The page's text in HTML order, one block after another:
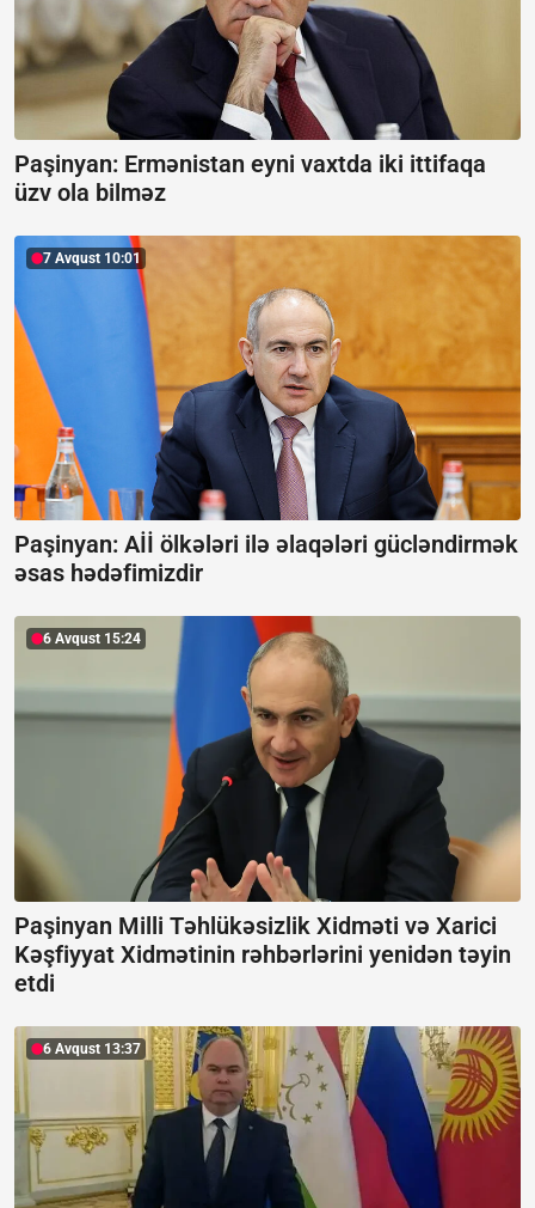
Paşinyan: Ermənistan eyni vaxtda iki ittifaqa
üzv ola bilməz
7 Avqust 10:01
Paşinyan: Aİİ ölkələri ilə əlaqələri gücləndirmək
əsas hədəfimizdir
6 Avqust 15:24
Paşinyan Milli Təhlükəsizlik Xidməti və Xarici
Kəşfiyyat Xidmətinin rəhbərlərini yenidən təyin
etdi
6 Avqust 13:37